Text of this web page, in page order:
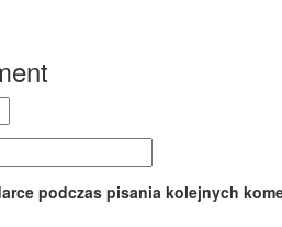
podczas pisania kolejnych